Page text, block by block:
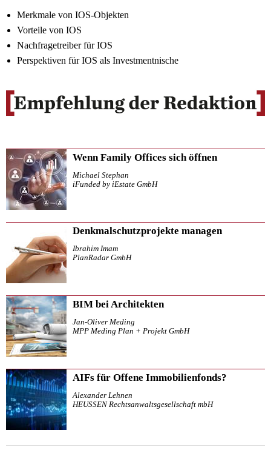
Merkmale von IOS-Objekten
Vorteile von IOS
Nachfragetreiber für IOS
Perspektiven für IOS als Investmentnische
Wenn Family Offices sich öffnen
Michael Stephan
iFunded by iEstate GmbH
Denkmalschutzprojekte managen
Ibrahim Imam
PlanRadar GmbH
BIM bei Architekten
Jan-Oliver Meding
MPP Meding Plan + Projekt GmbH
AIFs für Offene Immobilienfonds?
Alexander Lehnen
HEUSSEN Rechtsanwaltsgesellschaft mbH